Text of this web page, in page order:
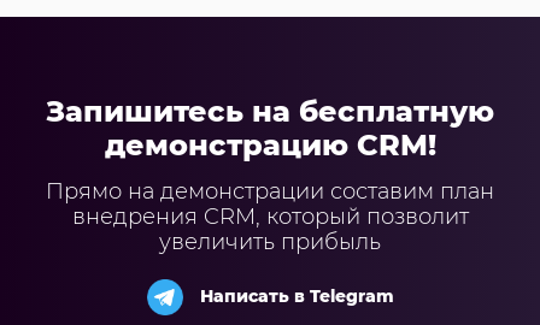
Запишитесь на бесплатную
демонстрацию CRM!
Прямо на демонстрации составим план
внедрения CRM, который позволит
увеличить прибыль
Написать в Telegram